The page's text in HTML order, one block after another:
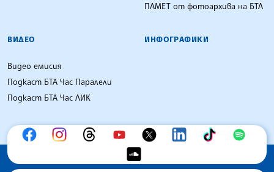
ПАМЕТ от фотоархива на БТА
ВИДЕО
Видео емисия
Подкаст БТА Час Паралели
Подкаст БТА Час ЛИК
ИНФОГРАФИКИ